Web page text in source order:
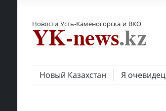
Новости Усть-Каменогорска и ВКО
Новый Казахстан Я очевидец